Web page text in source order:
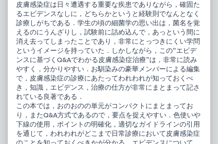
づ
く
Q&A
で
わ
か
る
皮
膚
感
染
治
published
on
エ
ビ
デ
ン
ス
に
基
づ
く
Q&A
で
わ
か
る
皮
膚
感
染
症
皮膚感染症は日々遭遇する重要な疾患でありながら，確固た
るエビデンスなしに，どちらかというと経験則でなんとなく
診療しがちである．学生の頃の細菌学の思い出は，菌名を覚
えるのにうんざりし，試験前に詰め込んで，あっという間に
消え去ってしまったことであり，非常にとっつきにくい学問
というイメージを持っていた．しかしながら，この“エビデ
ンスに基づくQ&Aでわかる皮膚感染症治療”は，非常に読み
やすく，分かりやすい．お馴染みの豪華メンバーによる編集
で，皮膚感染症の診療にあたってわれわれが知っておくべ
き，知識，エビデンス，治療の仕方が非常にまとまって記さ
れている良著である．
この本では，おのおのの単元がコンパクトにまとまってお
り，またQ&A方式であるので，要点を捉えやすい．色使いや
下線の使用，ポイントの明確化，適切なガイドラインの引用
を通じて，われわれがどこまで日常診療において皮膚感染症